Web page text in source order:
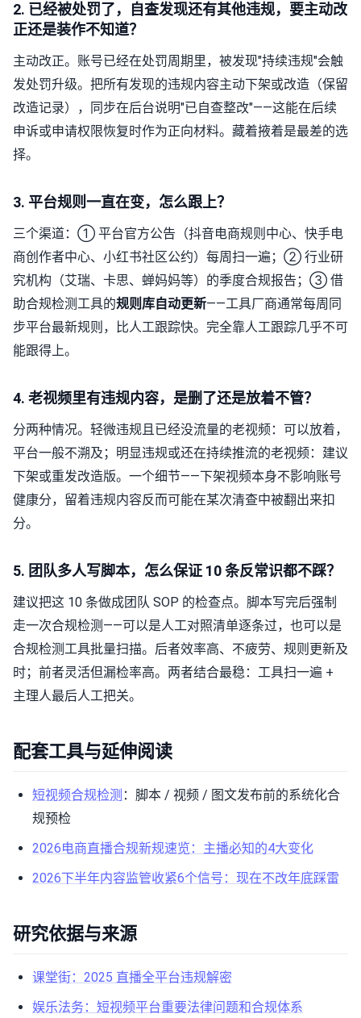
2. 已经被处罚了，自查发现还有其他违规，要主动改
正还是装作不知道？
主动改正。账号已经在处罚周期里，被发现"持续违规"会触
发处罚升级。把所有发现的违规内容主动下架或改造（保留
改造记录），同步在后台说明"已自查整改"——这能在后续
申诉或申请权限恢复时作为正向材料。藏着掖着是最差的选
择。
3. 平台规则一直在变，怎么跟上？
三个渠道：① 平台官方公告（抖音电商规则中心、快手电
商创作者中心、小红书社区公约）每周扫一遍；② 行业研
究机构（艾瑞、卡思、蝉妈妈等）的季度合规报告；③ 借
助合规检测工具的规则库自动更新——工具厂商通常每周同
步平台最新规则，比人工跟踪快。完全靠人工跟踪几乎不可
能跟得上。
4. 老视频里有违规内容，是删了还是放着不管？
分两种情况。轻微违规且已经没流量的老视频：可以放着，
平台一般不溯及；明显违规或还在持续推流的老视频：建议
下架或重发改造版。一个细节——下架视频本身不影响账号
健康分，留着违规内容反而可能在某次清查中被翻出来扣
分。
5. 团队多人写脚本，怎么保证 10 条反常识都不踩？
建议把这 10 条做成团队 SOP 的检查点。脚本写完后强制
走一次合规检测——可以是人工对照清单逐条过，也可以是
合规检测工具批量扫描。后者效率高、不疲劳、规则更新及
时；前者灵活但漏检率高。两者结合最稳：工具扫一遍 +
主理人最后人工把关。
配套工具与延伸阅读
短视频合规检测 ：脚本 / 视频 / 图文发布前的系统化合
规预检
2026电商直播合规新规速览：主播必知的4大变化
2026下半年内容监管收紧6个信号：现在不改年底踩雷
研究依据与来源
课堂街：2025 直播全平台违规解密
娱乐法务：短视频平台重要法律问题和合规体系